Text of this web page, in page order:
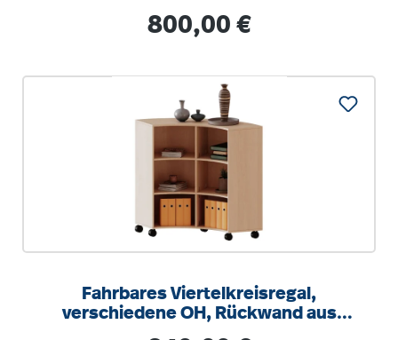
Regulärer Preis:
800,00 €
Fahrbares Viertelkreisregal,
verschiedene OH, Rückwand aus